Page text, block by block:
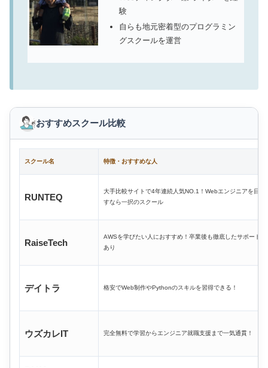
験
自らも地元密着型のプログラミン
グスクールを運営
おすすめスクール比較
スクール名 特徴・おすすめな人
RUNTEQ
大手比較サイトで4年連続人気NO.1！Webエンジニアを目指
すなら一択のスクール
RaiseTech
AWSを学びたい人におすすめ！卒業後も徹底したサポート
あり
デイトラ 格安でWeb制作やPythonのスキルを習得できる！
ウズカレIT 完全無料で学習からエンジニア就職支援まで一気通貫！